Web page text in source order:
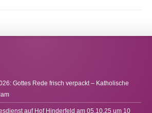
Gottes Rede frisch verpackt – Katholische
auf Hof Hinderfeld am 05.10.25 um 10